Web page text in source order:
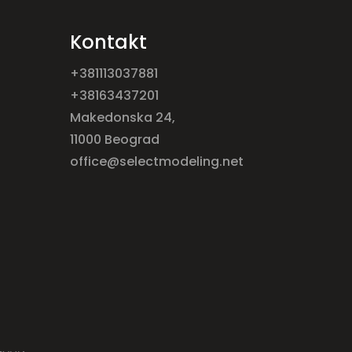
Kontakt
+381113037881
+38163437201
Makedonska 24,
11000 Beograd
office@selectmodeling.net